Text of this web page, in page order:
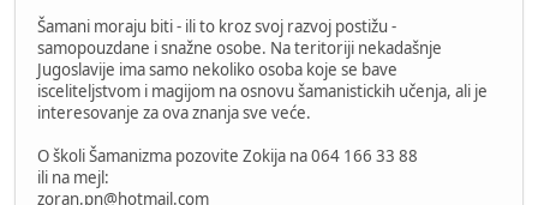
Šamani moraju biti - ili to kroz svoj razvoj postižu -
samopouzdane i snažne osobe. Na teritoriji nekadašnje
Jugoslavije ima samo nekoliko osoba koje se bave
isceliteljstvom i magijom na osnovu šamanistickih učenja, ali je
interesovanje za ova znanja sve veće.
O školi Šamanizma pozovite Zokija na 064 166 33 88
ili na mejl:
zoran.pn@hotmail.com